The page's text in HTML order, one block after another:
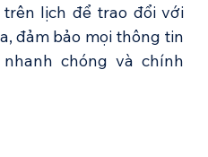
lịch để trao đổi với
đảm bảo mọi thông tin
chóng và chính